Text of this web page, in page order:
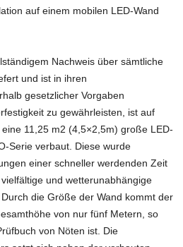
auf einem mobilen LED-Wand
Nachweis über sämtliche
und ist in ihren
gesetzlicher Vorgaben
zu gewährleisten, ist auf
eine 11,25 m2 (4,5×2,5m) große LED-
Serie verbaut. Diese wurde
einer schneller werdenden Zeit
und wetterunabhängige
die Größe der Wand kommt der
von nur fünf Metern, so
von Nöten ist. Die